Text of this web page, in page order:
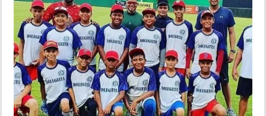
DEPORTES
MUNDO
INSÓLITAS
MULTIMEDIA